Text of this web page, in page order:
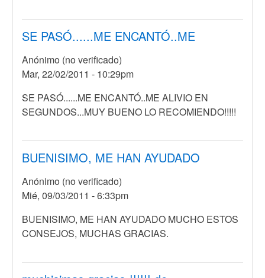
SE PASÓ......ME ENCANTÓ..ME
Anónimo (no verificado)
Mar, 22/02/2011 - 10:29pm
SE PASÓ......ME ENCANTÓ..ME ALIVIO EN
SEGUNDOS...MUY BUENO LO RECOMIENDO!!!!!
BUENISIMO, ME HAN AYUDADO
Anónimo (no verificado)
Mié, 09/03/2011 - 6:33pm
En
respuesta
SE
BUENISIMO, ME HAN AYUDADO MUCHO ESTOS
CONSEJOS, MUCHAS GRACIAS.